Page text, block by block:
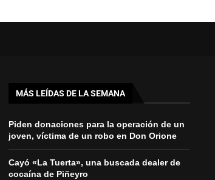
MÁS LEÍDAS DE LA SEMANA
Piden donaciones para la operación de un
joven, víctima de un robo en Don Orione
Cayó «La Tuerta», una buscada dealer de
cocaína de Piñeyro